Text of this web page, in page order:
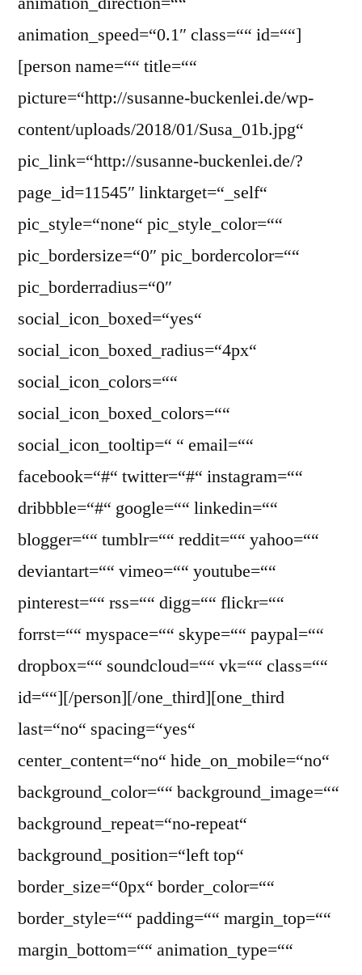
animation_speed=“0.1″ class=““ id=““]
[person name=““ title=““
picture=“http://susanne-buckenlei.de/wp-
content/uploads/2018/01/Susa_01b.jpg“
pic_link=“http://susanne-buckenlei.de/?
page_id=11545″ linktarget=“_self“
pic_style=“none“ pic_style_color=““
pic_bordersize=“0″ pic_bordercolor=““
pic_borderradius=“0″
social_icon_boxed=“yes“
social_icon_boxed_radius=“4px“
social_icon_colors=““
social_icon_boxed_colors=““
social_icon_tooltip=“ “ email=““
facebook=“#“ twitter=“#“ instagram=““
dribbble=“#“ google=““ linkedin=““
blogger=““ tumblr=““ reddit=““ yahoo=““
deviantart=““ vimeo=““ youtube=““
pinterest=““ rss=““ digg=““ flickr=““
forrst=““ myspace=““ skype=““ paypal=““
dropbox=““ soundcloud=““ vk=““ class=““
id=““][/person][/one_third][one_third
last=“no“ spacing=“yes“
center_content=“no“ hide_on_mobile=“no“
background_color=““ background_image=““
background_repeat=“no-repeat“
background_position=“left top“
border_size=“0px“ border_color=““
border_style=““ padding=““ margin_top=““
margin_bottom=““ animation_type=““